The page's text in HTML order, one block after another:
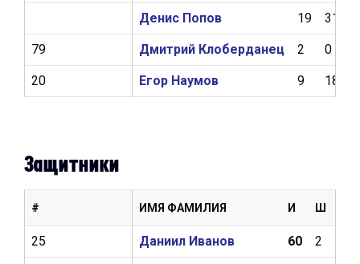
Денис Попов 19 31
Дмитрий Клоберданец 2 0
Егор Наумов 9 18
79
20
Защитники
ИМЯ ФАМИЛИЯ И Ш
Даниил Иванов 60 2
#
25